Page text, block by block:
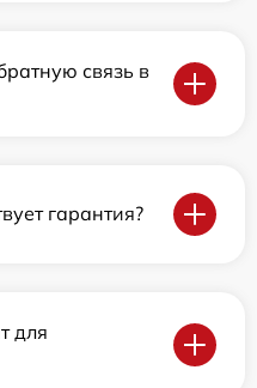
связь в
гарантия?
для